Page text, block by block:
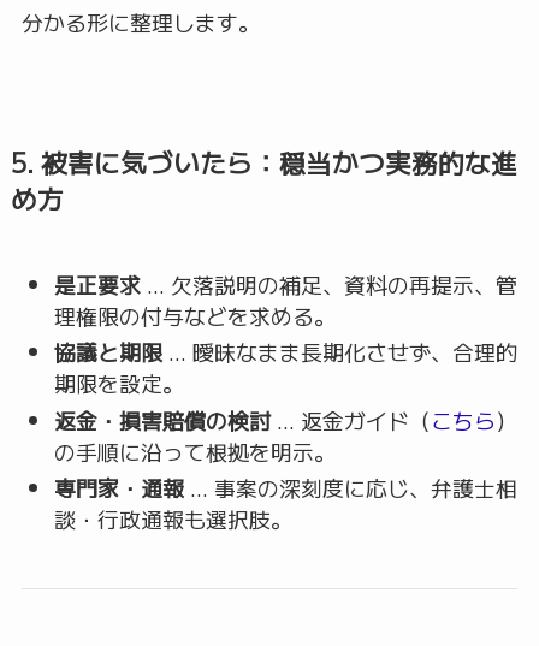
分かる形に整理します。
5. 被害に気づいたら：穏当かつ実務的な進
め方
是正要求… 欠落説明の補足、資料の再提示、管
理権限の付与などを求める。
協議と期限… 曖昧なまま長期化させず、合理的
期限を設定。
返金・損害賠償の検討… 返金ガイド（こちら）
の手順に沿って根拠を明示。
専門家・通報… 事案の深刻度に応じ、弁護士相
談・行政通報も選択肢。